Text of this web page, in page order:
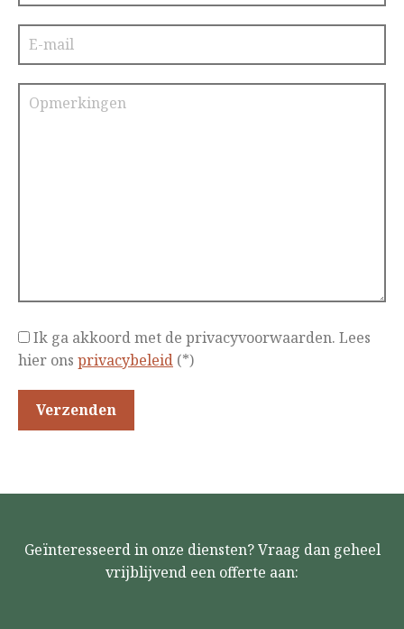
Ik ga akkoord met de privacyvoorwaarden. Lees
hier ons privacybeleid (*)
Geïnteresseerd in onze diensten? Vraag dan geheel
vrijblijvend een offerte aan: